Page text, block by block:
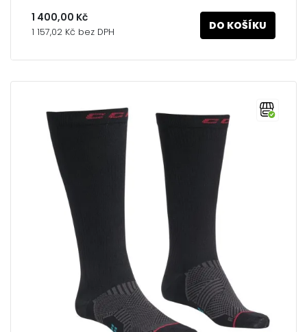
1 400,00 Kč
1 157,02 Kč bez DPH DO KOŠÍKU